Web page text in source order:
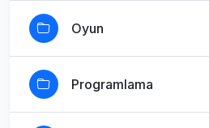
Oyun
Programlama